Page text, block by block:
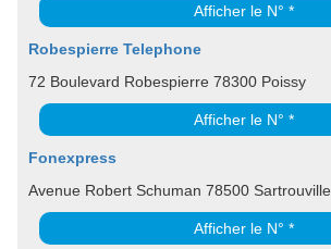
Afficher le N° *
Robespierre Telephone
72 Boulevard Robespierre 78300 Poissy
Afficher le N° *
Fonexpress
Avenue Robert Schuman 78500 Sartrouville
Afficher le N° *